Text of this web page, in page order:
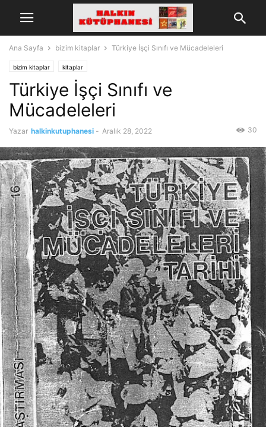
Ana Sayfa bizim kitaplar Türkiye İşçi Sınıfı ve Mücadeleleri
bizim kitaplar kitaplar
Türkiye İşçi Sınıfı ve
Mücadeleleri
Yazar halkinkutuphanesi - Aralık 28, 2022 30